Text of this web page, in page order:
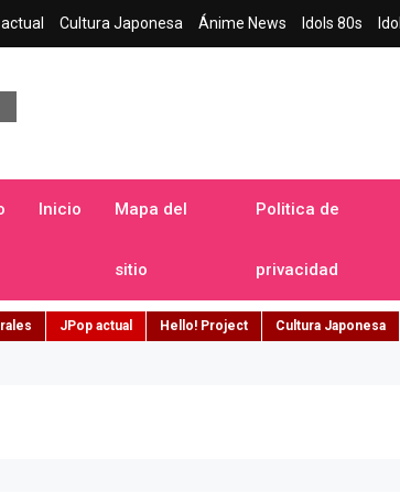
Cultura Japonesa Ánime News Idols 80s
Inicio Mapa del
sitio
Politica de
privacidad
JPop actual Hello! Project Cultura Japonesa